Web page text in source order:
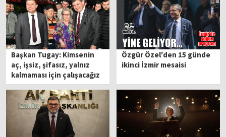
Başkan Tugay: Kimsenin
aç, işsiz, şifasız, yalnız
kalmaması için çalışacağız
Özgür Özel'den 15 günde
ikinci İzmir mesaisi